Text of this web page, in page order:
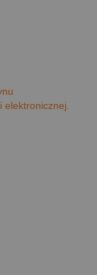
elektronicznej.